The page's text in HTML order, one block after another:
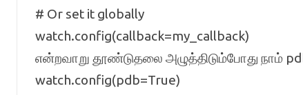
# Or set it globally
watch.config(callback=my_callback)
என்றவாறு தூண்டுதலை அழுத்திடும்போது நாம்
watch.config(pdb=True)